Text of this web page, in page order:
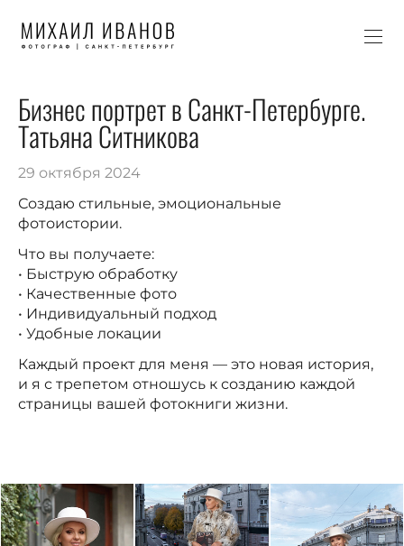
Бизнес портрет в Санкт-Петербурге.
Татьяна Ситникова
29 октября 2024
Создаю стильные, эмоциональные
фотоистории.
Что вы получаете:
• Быструю обработку
• Качественные фото
• Индивидуальный подход
• Удобные локации
Каждый проект для меня — это новая история,
и я с трепетом отношусь к созданию каждой
страницы вашей фотокниги жизни.